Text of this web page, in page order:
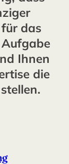
das
Aufgabe
Ihnen
die